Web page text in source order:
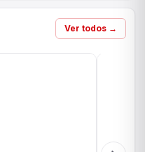
Ver todos →